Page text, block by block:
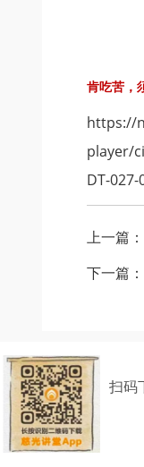
肯吃苦，
https://
player/
DT-
上一篇：
下一篇：
扫码